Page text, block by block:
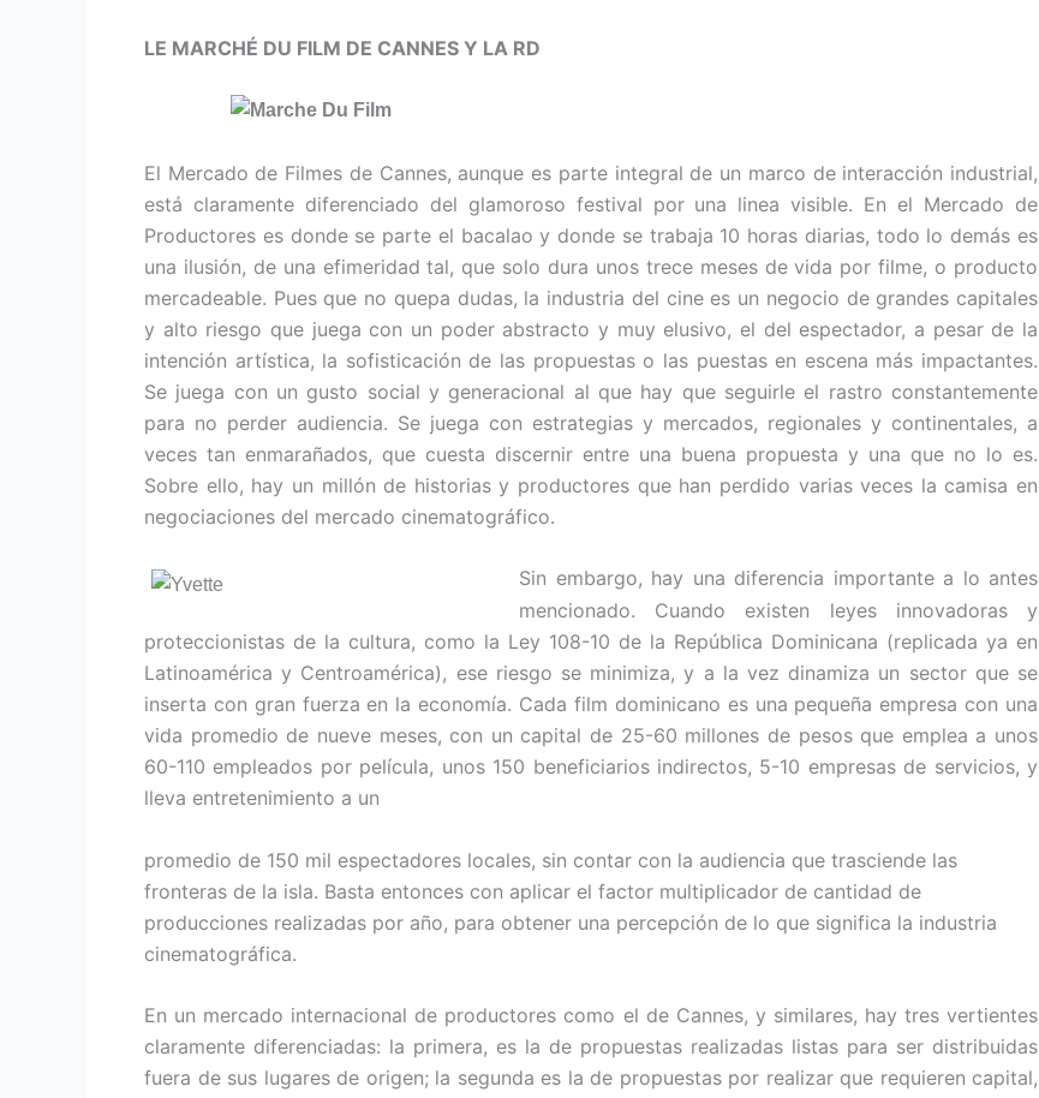
LE MARCHÉ DU FILM DE CANNES Y LA RD
El Mercado de Filmes de Cannes, aunque es parte integral de un marco de interacción industrial,
está claramente diferenciado del glamoroso festival por una linea visible. En el Mercado de
Productores es donde se parte el bacalao y donde se trabaja 10 horas diarias, todo lo demás es
una ilusión, de una efimeridad tal, que solo dura unos trece meses de vida por filme, o producto
mercadeable. Pues que no quepa dudas, la industria del cine es un negocio de grandes capitales
y alto riesgo que juega con un poder abstracto y muy elusivo, el del espectador, a pesar de la
intención artística, la sofisticación de las propuestas o las puestas en escena más impactantes.
Se juega con un gusto social y generacional al que hay que seguirle el rastro constantemente
para no perder audiencia. Se juega con estrategias y mercados, regionales y continentales, a
veces tan enmarañados, que cuesta discernir entre una buena propuesta y una que no lo es.
Sobre ello, hay un millón de historias y productores que han perdido varias veces la camisa en
negociaciones del mercado cinematográfico.
Sin embargo, hay una diferencia importante a lo antes
mencionado. Cuando existen leyes innovadoras y
proteccionistas de la cultura, como la Ley 108-10 de la República Dominicana (replicada ya en
Latinoamérica y Centroamérica), ese riesgo se minimiza, y a la vez dinamiza un sector que se
inserta con gran fuerza en la economía. Cada film dominicano es una pequeña empresa con una
vida promedio de nueve meses, con un capital de 25-60 millones de pesos que emplea a unos
60-110 empleados por película, unos 150 beneficiarios indirectos, 5-10 empresas de servicios, y
lleva entretenimiento a un
promedio de 150 mil espectadores locales, sin contar con la audiencia que trasciende las
fronteras de la isla. Basta entonces con aplicar el factor multiplicador de cantidad de
producciones realizadas por año, para obtener una percepción de lo que significa la industria
cinematográfica.
En un mercado internacional de productores como el de Cannes, y similares, hay tres vertientes
claramente diferenciadas: la primera, es la de propuestas realizadas listas para ser distribuidas
fuera de sus lugares de origen; la segunda es la de propuestas por realizar que requieren capital,